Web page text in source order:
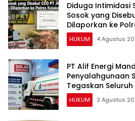
Diduga Intimidasi
Sosok yang
Dilaporkan ke
HUKUM 4 Agustus
PT Alif Energi
Penyalahgunaan
Tegaskan
Regulasi
HUKUM 3 Agustus